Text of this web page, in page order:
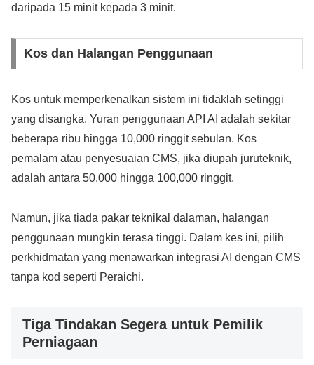
daripada 15 minit kepada 3 minit.
Kos dan Halangan Penggunaan
Kos untuk memperkenalkan sistem ini tidaklah setinggi
yang disangka. Yuran penggunaan API AI adalah sekitar
beberapa ribu hingga 10,000 ringgit sebulan. Kos
pemalam atau penyesuaian CMS, jika diupah juruteknik,
adalah antara 50,000 hingga 100,000 ringgit.
Namun, jika tiada pakar teknikal dalaman, halangan
penggunaan mungkin terasa tinggi. Dalam kes ini, pilih
perkhidmatan yang menawarkan integrasi AI dengan CMS
tanpa kod seperti Peraichi.
Tiga Tindakan Segera untuk Pemilik
Perniagaan